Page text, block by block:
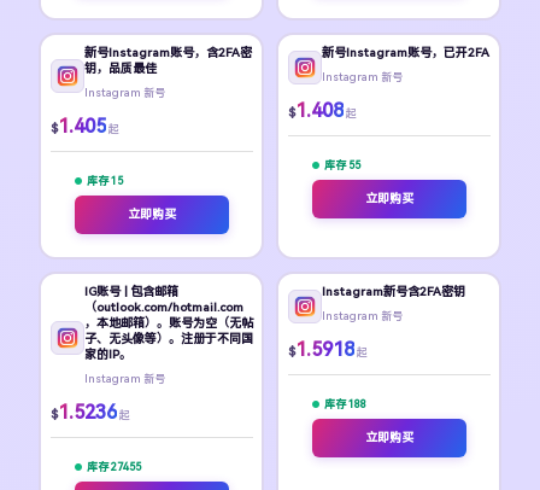
新号Instagram账号，含2FA密
钥，品质最佳
Instagram 新号
$1.405 起
库存 15
立即购买
新号Instagram账号，已开2FA
Instagram 新号
$1.408 起
库存 55
立即购买
IG账号 | 包含邮箱
（outlook.com/hotmail.com
，本地邮箱）。账号为空（无帖
子、无头像等）。注册于不同国
家的IP。
Instagram 新号
$1.5236 起
库存 27455
Instagram新号含2FA密钥
Instagram 新号
$1.5918 起
库存 188
立即购买